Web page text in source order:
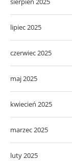
lipiec 2025
czerwiec 2025
maj 2025
kwiecień 2025
marzec 2025
luty 2025